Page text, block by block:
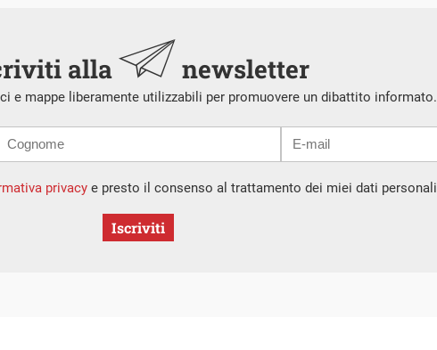
alla newsletter
e mappe liberamente utilizzabili per promuovere un dibattito informato.
privacye presto il consenso al trattamento dei miei dati personali
Iscriviti